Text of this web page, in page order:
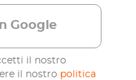
Google
il ​​nostro
il nostro politica